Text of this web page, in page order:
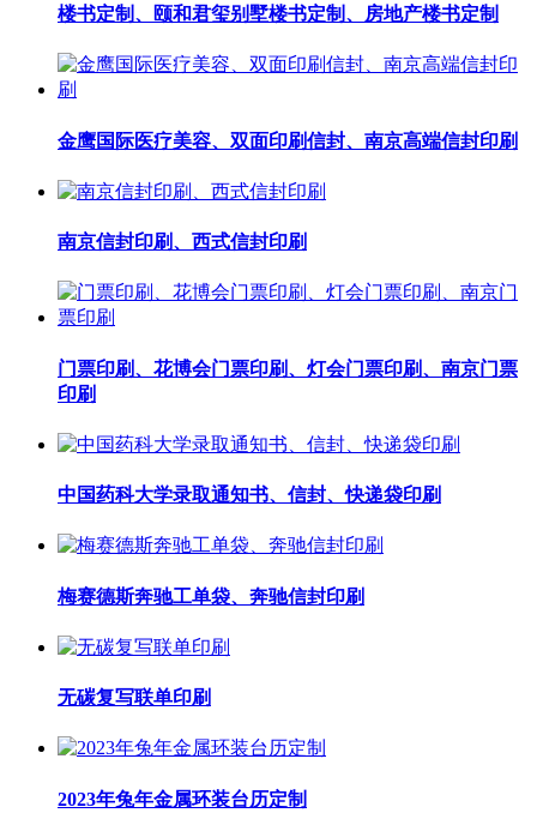
楼书定制、颐和君玺别墅楼书定制、房地产楼书定制
金鹰国际医疗美容、双面印刷信封、南京高端信封印刷
南京信封印刷、西式信封印刷
门票印刷、花博会门票印刷、灯会门票印刷、南京门票
印刷
中国药科大学录取通知书、信封、快递袋印刷
梅赛德斯奔驰工单袋、奔驰信封印刷
无碳复写联单印刷
2023年兔年金属环装台历定制